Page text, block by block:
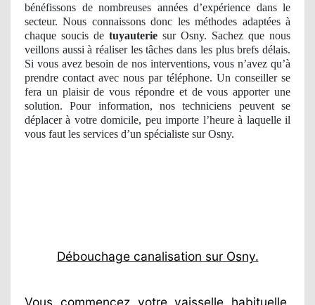
bénéfissons de nombreuses années d’expérience dans le
secteur. Nous connaissons donc les méthodes adaptées à
chaque soucis de tuyauterie sur Osny. Sachez que nous
veillons aussi à réaliser les tâches dans les plus brefs délais.
Si vous avez besoin de nos interventions, vous n’avez qu’à
prendre contact avec nous par téléphone. Un conseiller se
fera un plaisir de vous répondre et de vous apporter une
solution. Pour information, nos techniciens peuvent se
déplacer à votre domicile, peu importe l’heure à laquelle il
vous faut les services d’un spécialiste sur Osny.
Débouchage canalisation sur Osny.
Vous commencez votre vaisselle habituelle,